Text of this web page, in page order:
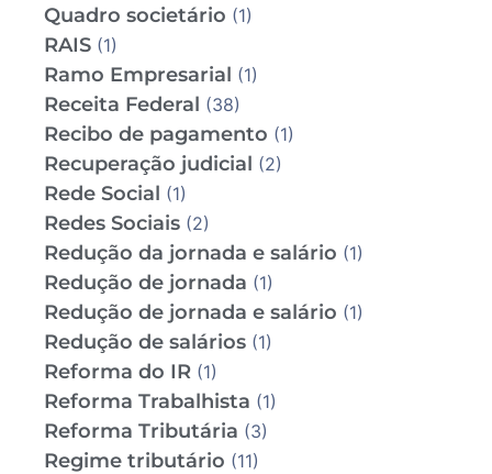
Quadro societário (1)
RAIS (1)
Ramo Empresarial (1)
Receita Federal (38)
Recibo de pagamento (1)
Recuperação judicial (2)
Rede Social (1)
Redes Sociais (2)
Redução da jornada e salário (1)
Redução de jornada (1)
Redução de jornada e salário (1)
Redução de salários (1)
Reforma do IR (1)
Reforma Trabalhista (1)
Reforma Tributária (3)
Regime tributário (11)